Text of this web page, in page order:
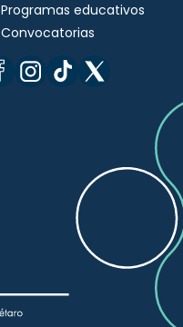
Programas educativos
Convocatorias